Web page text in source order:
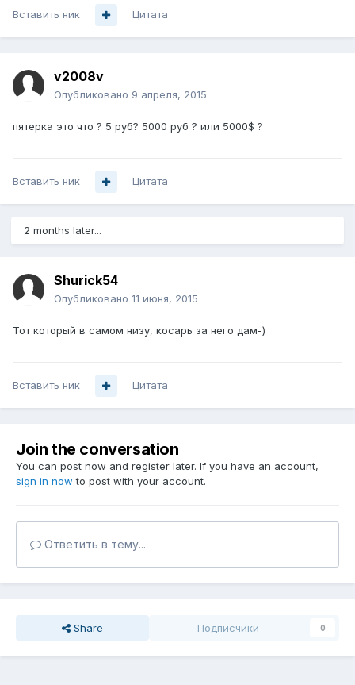
Вставить ник Цитата
v2008v
Опубликовано 9 апреля, 2015
пятерка это что ? 5 руб? 5000 руб ? или 5000$ ?
Вставить ник Цитата
2 months later...
Shurick54
Опубликовано 11 июня, 2015
Тот который в самом низу, косарь за него дам-)
Вставить ник Цитата
Join the conversation
You can post now and register later. If you have an account,
sign in now to post with your account.
Ответить в тему...
Share Подписчики 0